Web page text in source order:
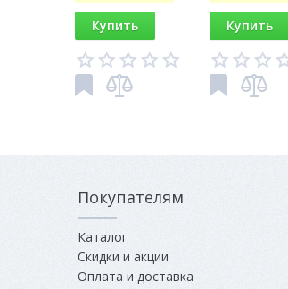
Купить Купить
Покупателям
Каталог
Скидки и акции
Оплата и доставка